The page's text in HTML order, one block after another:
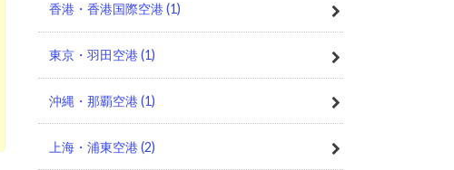
香港・香港国際空港(1)
東京・羽田空港(1)
沖縄・那覇空港(1)
上海・浦東空港(2)